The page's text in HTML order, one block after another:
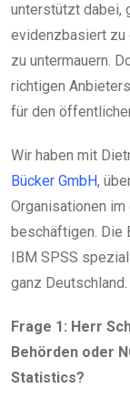
unterstützt dabei,
evidenzbasiert zu
zu untermauern.
richtigen
für den
Wir haben mit
Bücker GmbH,
Organisationen
beschäftigen. Die
IBM SPSS
ganz Deutschland.
Frage 1: Herr
Behörden oder
Statistics?